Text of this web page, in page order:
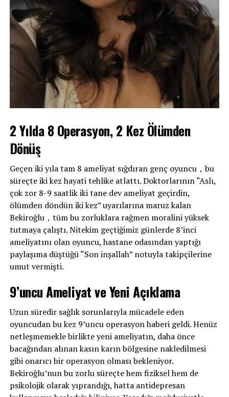
Odadan çıkan Şehrazat, eldivenlerini unuttuğunu fark
edince geri döndü. O sırada Cevdet’in İpsiz ile yaptığı
telefon konuşmasına şahit oldu. Bunu fark eden Cevdet,
Şehrazat’ı kaçırırken; Kubat da karısının İpsiz Cemil
tarafından kaçırıldığını öğrendi.
Kubat’ın Kolsuz’u götürmesine izin vermeyeceğini
söyleyen Şirin, Kolsuz’u vurdu. İyice sinirlenen Kubat,
Şehrazat’ı bulmak için giderken; Şirin de Ferhat’ı arayıp
haber verdi.
2 Yılda 8 Operasyon, 2 Kez Ölümden
Dönüş
Geçen iki yıla tam 8 ameliyat sığdıran genç oyuncu，bu
süreçte iki kez hayati tehlike atlattı. Doktorlarının “Aslı,
çok zor 8-9 saatlik iki tane dev ameliyat geçirdin,
ölümden döndün iki kez” uyarılarına maruz kalan
Bekiroğlu，tüm bu zorluklara rağmen moralini yüksek
tutmaya çalıştı. Nitekim geçtiğimiz günlerde 8’inci
ameliyatını olan oyuncu, hastane odasından yaptığı
paylaşıma düştüğü “Son inşallah” notuyla takipçilerine
umut vermişti.
9’uncu Ameliyat ve Yeni Açıklama
Uzun süredir sağlık sorunlarıyla mücadele eden
oyuncudan bu kez 9’uncu operasyon haberi geldi. Henüz
netleşmemekle birlikte yeni ameliyatın, daha önce
bacağından alınan kasın karın bölgesine nakledilmesi
gibi onarıcı bir operasyon olması bekleniyor.
Bekiroğlu’nun bu zorlu süreçte hem fiziksel hem de
psikolojik olarak yıprandığı, hatta antidepresan